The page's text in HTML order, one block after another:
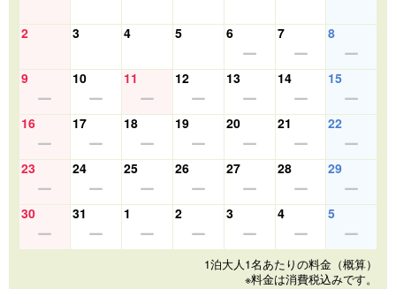
2 3 4 5 6 7 8
9 10 11 12 13 14 15
16 17 18 19 20 21 22
23 24 25 26 27 28 29
30 31 1 2 3 4 5
1泊大人1名あたりの料金（概算）
※料金は消費税込みです。